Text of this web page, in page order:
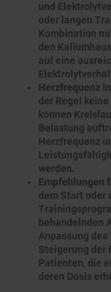
und
oder langen
Kombination
den
auf eine
Herzfrequenz
der Regel
können
Belastung
Herzfrequenz
werden.
Empfehlungen
dem Start oder
behandelnden
Anpassung
Steigerung der
Patienten, die
deren Dosis